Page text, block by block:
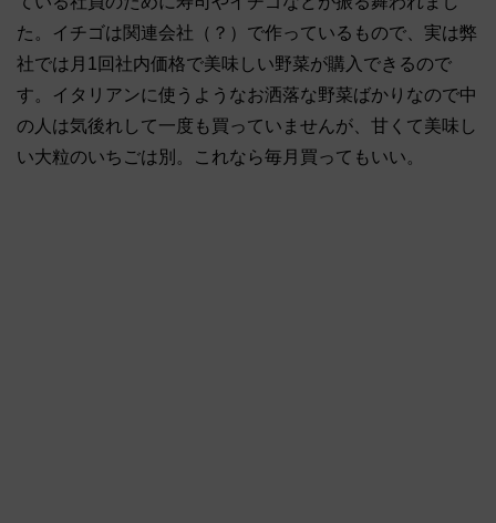
た。イチゴは関連会社（？）で作っているもので、実は弊
社では月1回社内価格で美味しい野菜が購入できるので
す。イタリアンに使うようなお洒落な野菜ばかりなので中
の人は気後れして一度も買っていませんが、甘くて美味し
い大粒のいちごは別。これなら毎月買ってもいい。